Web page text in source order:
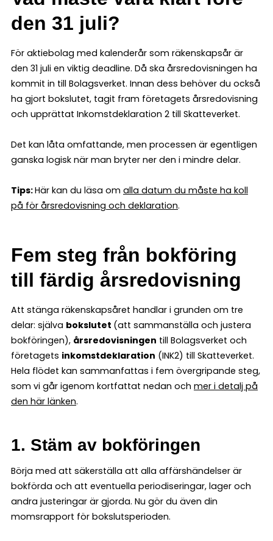
den 31 juli?
För aktiebolag med kalenderår som räkenskapsår är
den 31 juli en viktig deadline. Då ska årsredovisningen ha
kommit in till Bolagsverket. Innan dess behöver du också
ha gjort bokslutet, tagit fram företagets årsredovisning
och upprättat Inkomstdeklaration 2 till Skatteverket.
Det kan låta omfattande, men processen är egentligen
ganska logisk när man bryter ner den i mindre delar.
Tips:Här kan du läsa om alla datum du måste ha koll
på för årsredovisning och deklaration.
Fem steg från bokföring
till färdig årsredovisning
Att stänga räkenskapsåret handlar i grunden om tre
delar: själva bokslutet (att sammanställa och justera
bokföringen), årsredovisningen till Bolagsverket och
företagets inkomstdeklaration (INK2) till Skatteverket.
Hela flödet kan sammanfattas i fem övergripande steg,
som vi går igenom kortfattat nedan och mer i detalj på
den här länken.
1. Stäm av bokföringen
Börja med att säkerställa att alla affärshändelser är
bokförda och att eventuella periodiseringar, lager och
andra justeringar är gjorda. Nu gör du även din
momsrapport för bokslutsperioden.